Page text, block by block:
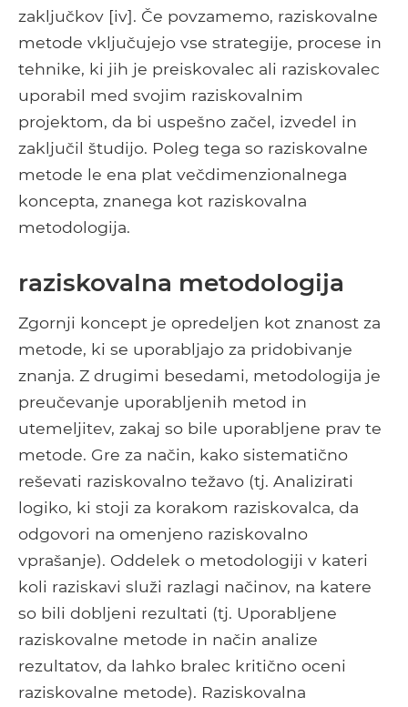
zaključkov [iv]. Če povzamemo, raziskovalne
metode vključujejo vse strategije, procese in
tehnike, ki jih je preiskovalec ali raziskovalec
uporabil med svojim raziskovalnim
projektom, da bi uspešno začel, izvedel in
zaključil študijo. Poleg tega so raziskovalne
metode le ena plat večdimenzionalnega
koncepta, znanega kot raziskovalna
metodologija.
raziskovalna metodologija
Zgornji koncept je opredeljen kot znanost za
metode, ki se uporabljajo za pridobivanje
znanja. Z drugimi besedami, metodologija je
preučevanje uporabljenih metod in
utemeljitev, zakaj so bile uporabljene prav te
metode. Gre za način, kako sistematično
reševati raziskovalno težavo (tj. Analizirati
logiko, ki stoji za korakom raziskovalca, da
odgovori na omenjeno raziskovalno
vprašanje). Oddelek o metodologiji v kateri
koli raziskavi služi razlagi načinov, na katere
so bili dobljeni rezultati (tj. Uporabljene
raziskovalne metode in način analize
rezultatov, da lahko bralec kritično oceni
raziskovalne metode). Raziskovalna